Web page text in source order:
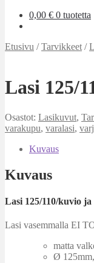
0,00 € 0 tuotetta
Etusivu /Tarvikkeet /
Lasi 125/
Osastot: Lasikuvut,
varakupu, varalasi,
Kuvaus
Kuvaus
Lasi 125/110/kuvio ja
Lasi vasemmalla EI
matta
Ø